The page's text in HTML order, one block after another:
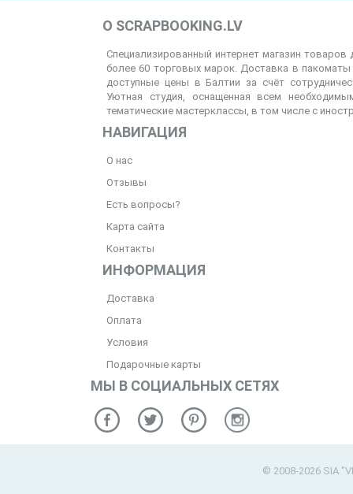
О SCRAPBOOKING.LV
Специализированный интернет магазин товаров
более 60 торговых марок. Доставка в
доступные цены в Балтии за счёт
Уютная студия, оснащенная всем
тематические мастерклассы, в том числе с
НАВИГАЦИЯ
О нас
Отзывы
Есть вопросы?
Карта сайта
Контакты
ИНФОРМАЦИЯ
Доставка
Оплата
Условия
Подарочные карты
МЫ В СОЦИАЛЬНЫХ СЕТЯХ
© 2008-2026 SIA